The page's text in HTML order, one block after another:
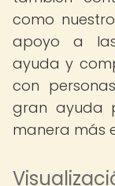
como
apoyo a las
ayuda y
con
gran ayuda
manera más